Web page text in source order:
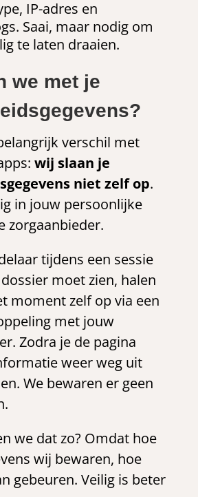
IP-adres en
Saai, maar nodig om
te laten draaien.
we met je
verschil met
wij slaan je
niet zelf op.
in jouw persoonlijke
zorgaanbieder.
tijdens een sessie
moet zien, halen
moment zelf op via een
met jouw
Zodra je de pagina
weer weg uit
We bewaren er geen
we dat zo? Omdat hoe
wij bewaren, hoe
gebeuren. Veilig is beter